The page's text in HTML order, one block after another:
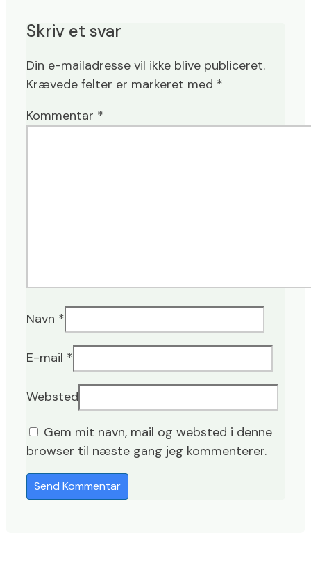
Skriv et svar
Din e-mailadresse vil ikke blive publiceret.
Krævede felter er markeret med *
Kommentar *
Navn *
E-mail *
Websted
Gem mit navn, mail og websted i denne
browser til næste gang jeg kommenterer.